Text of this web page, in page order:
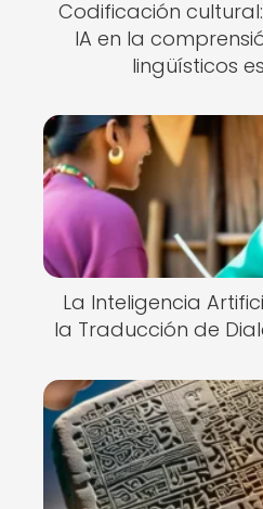
Codificación
IA en la
lingüísticos
La Inteligencia
la Traducción de